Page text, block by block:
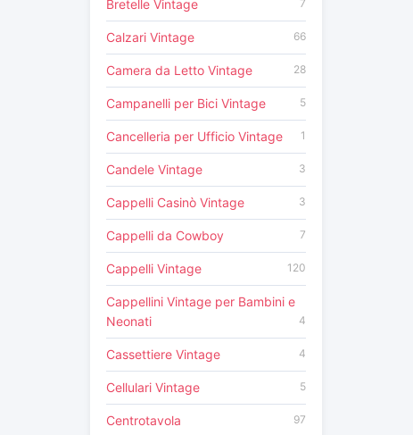
Bretelle Vintage 7
Calzari Vintage 66
Camera da Letto Vintage 28
Campanelli per Bici Vintage 5
Cancelleria per Ufficio Vintage 1
Candele Vintage 3
Cappelli Casinò Vintage 3
Cappelli da Cowboy 7
Cappelli Vintage 120
Cappellini Vintage per Bambini e
Neonati
4
Cassettiere Vintage 4
Cellulari Vintage 5
Centrotavola 97